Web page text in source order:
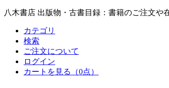
八木書店 出版物・古書目録：書籍のご注文や
カテゴリ
検索
ご注文について
ログイン
カートを見る
（0点）